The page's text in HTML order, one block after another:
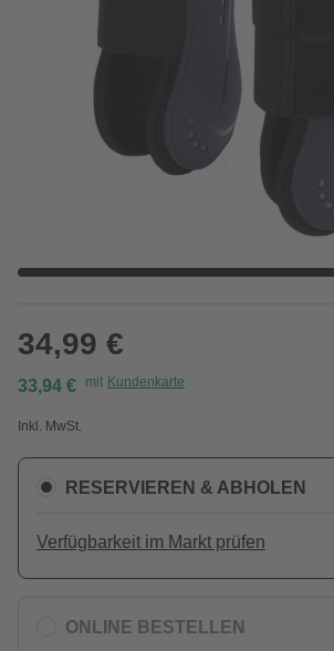
34,99 €
33,94 € mit Kundenkarte
Inkl. MwSt.
RESERVIEREN & ABHOLEN
Verfügbarkeit im Markt prüfen
ONLINE BESTELLEN